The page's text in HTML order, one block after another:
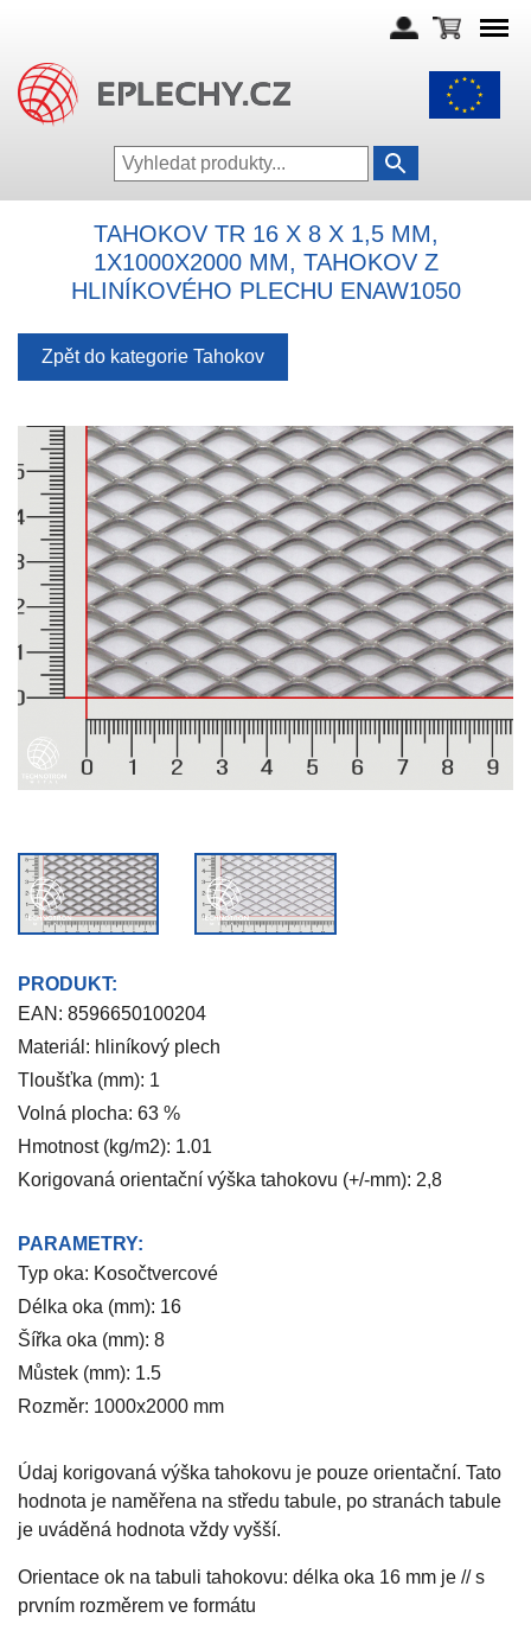
TAHOKOV TR 16 X 8 X 1,5 MM,
1X1000X2000 MM, TAHOKOV Z
HLINÍKOVÉHO PLECHU ENAW1050
Zpět do kategorie Tahokov
PRODUKT:
EAN: 8596650100204
Materiál: hliníkový plech
Tloušťka (mm): 1
Volná plocha: 63 %
Hmotnost (kg/m2): 1.01
Korigovaná orientační výška tahokovu (+/-mm): 2,8
PARAMETRY:
Typ oka: Kosočtvercové
Délka oka (mm): 16
Šířka oka (mm): 8
Můstek (mm): 1.5
Rozměr: 1000x2000 mm
Údaj korigovaná výška tahokovu je pouze orientační. Tato
hodnota je naměřena na středu tabule, po stranách tabule
je uváděná hodnota vždy vyšší.
Orientace ok na tabuli tahokovu: délka oka 16 mm je // s
prvním rozměrem ve formátu